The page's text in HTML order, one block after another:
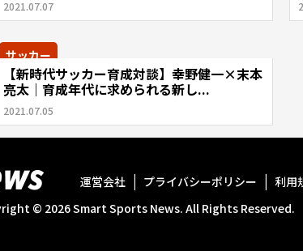
2021.07.07
サッカー
【新時代サッカー育成対談】幸野健一×末本
亮太｜育成年代に求められる新し...
2021.07.05
運営会社 プライバシーポリシー 利用
© 2026Smart Sports News. All Rights Reserved.